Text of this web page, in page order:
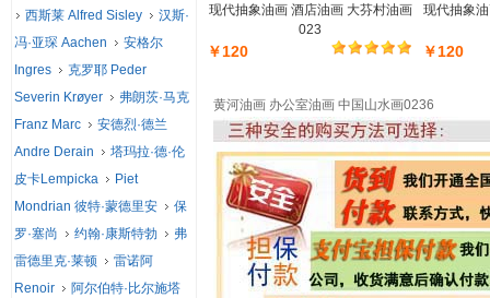
现代抽象油画 酒店油画 大芬村油画
023
￥120
现代抽象
￥120
黄河油画 办公室油画 中国山水画0236
西斯莱 Alfred Sisley
汉斯·
冯·亚琛 Aachen
安格尔
Ingres
克罗耶 Peder
Severin Krøyer
弗朗茨·马克
Franz Marc
安德烈·德兰
Andre Derain
塔玛拉·德·伦
皮卡Lempicka
Piet
Mondrian 彼特·蒙德里安
保
罗·塞尚
约翰·康斯特勃
弗
雷德里克·莱顿
雷诺阿
Renoir
阿尔伯特·比尔施塔